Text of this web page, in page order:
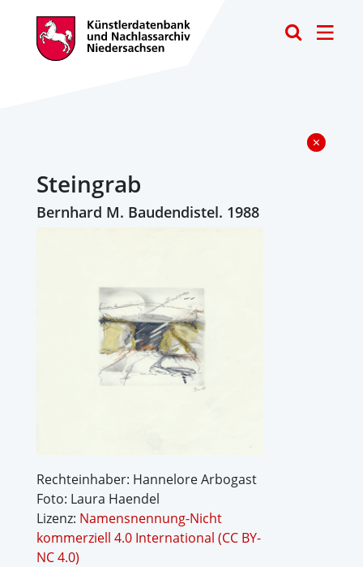
Steingrab
Bernhard M. Baudendistel. 1988
Rechteinhaber: Hannelore Arbogast
Foto: Laura Haendel
Lizenz: Namensnennung-Nicht
kommerziell 4.0 International (CC BY-
NC 4.0)